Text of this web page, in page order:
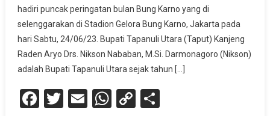
hadiri puncak peringatan bulan Bung Karno yang di
selenggarakan di Stadion Gelora Bung Karno, Jakarta pada
hari Sabtu, 24/06/23. Bupati Tapanuli Utara (Taput) Kanjeng
Raden Aryo Drs. Nikson Nababan, M.Si. Darmonagoro (Nikson)
adalah Bupati Tapanuli Utara sejak tahun […]
Facebook
Twitter
EmailWhatsApp
CopyShare